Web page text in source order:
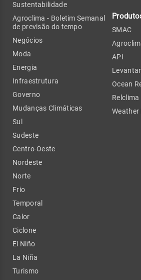
Sustentabilidade
Agroclima - Boletim Semanal
de previsão do tempo
Negócios
Moda
Energia
Infraestrutura
Governo
Mudanças Climáticas
Sul
Sudeste
Centro-Oeste
Nordeste
Norte
Frio
Temporal
Calor
Ciclone
El Niño
La Niña
Turismo
SMAC
API
Ocean
Relclima
Weather